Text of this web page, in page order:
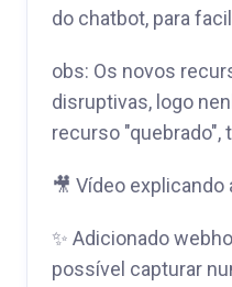
do chatbot, para
obs: Os novos
disruptivas, logo
recurso
🎥 Vídeo
✨ Adicionado
possível capturar